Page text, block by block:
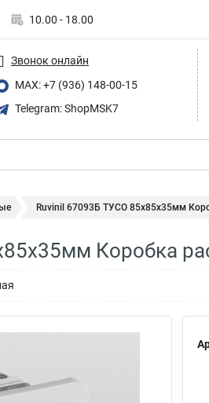
10.00 - 18.00
Звонок онлайн
MAX: +7 (936) 148-00-15
Telegram: ShopMSK7
Ruvinil 67093Б ТУСО 85х85х35мм
Коробка